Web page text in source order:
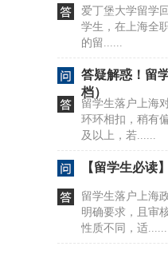
爱丁堡大学留学
学生，在上海全
的留......
答疑解惑！留
档）
留学生落户上海
环环相扣，稍有
及以上，若......
【留学生必读
留学生落户上海
明确要求，且审
性质不同，适......